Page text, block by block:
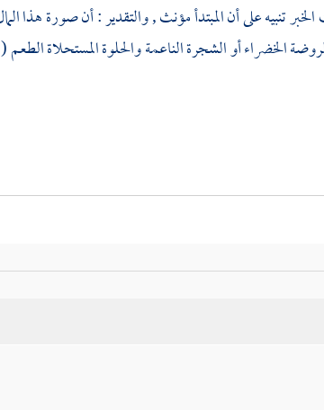
تنبيه على أن المبتدأ مؤنث , والتقدير : أن صورة هذا
الخضراء أو الشجرة الناعمة والحلوة المستحلاة